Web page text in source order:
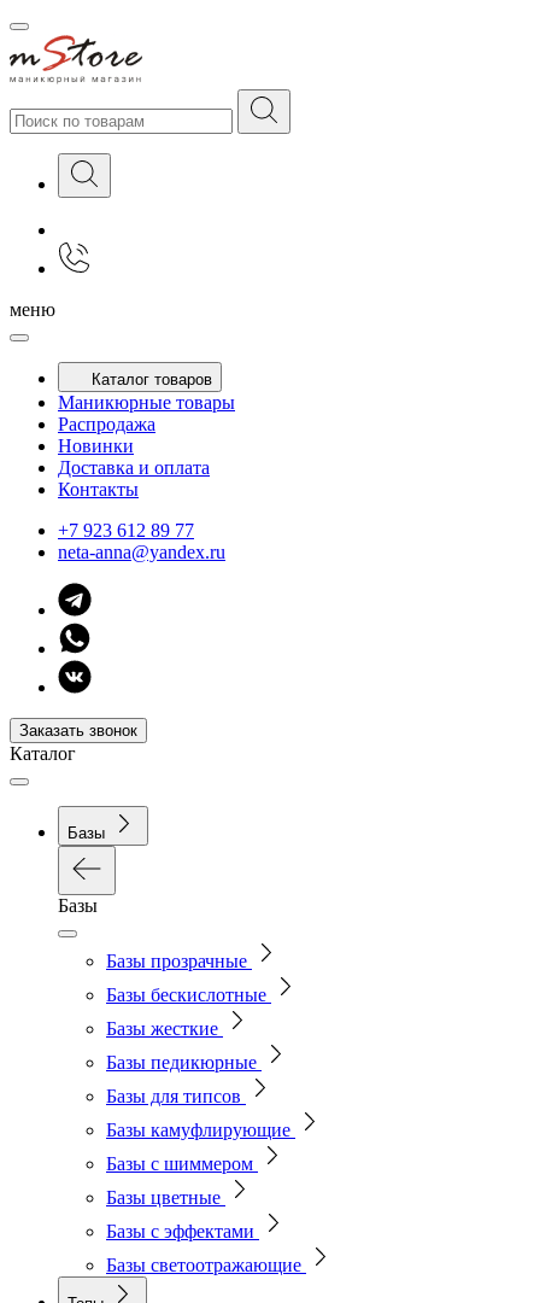
меню
Каталог товаров
Маникюрные товары
Распродажа
Новинки
Доставка и оплата
Контакты
+7 923 612 89 77
neta-anna@yandex.ru
Заказать звонок
Каталог
Базы
Базы
Базы прозрачные
Базы бескислотные
Базы жесткие
Базы педикюрные
Базы для типсов
Базы камуфлирующие
Базы с шиммером
Базы цветные
Базы с эффектами
Базы светоотражающие